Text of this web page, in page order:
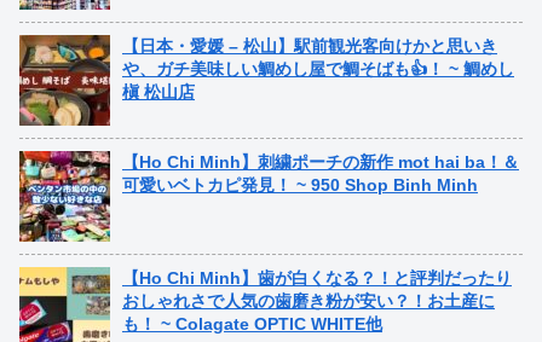
【日本・愛媛 – 松山】駅前観光客向けかと思いき
や、ガチ美味しい鯛めし屋で鯛そばも👍！ ~ 鯛めし
槇 松山店
【Ho Chi Minh】刺繍ポーチの新作 mot hai ba！＆
可愛いベトカピ発見！ ~ 950 Shop Binh Minh
【Ho Chi Minh】歯が白くなる？！と評判だったり
おしゃれさで人気の歯磨き粉が安い？！お土産に
も！ ~ Colagate OPTIC WHITE他